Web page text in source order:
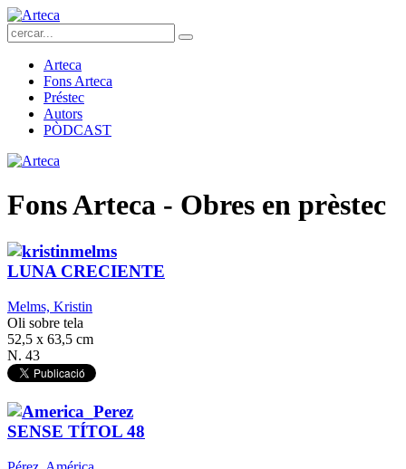
Arteca
Fons Arteca
Préstec
Autors
PÒDCAST
Fons Arteca - Obres en prèstec
LUNA CRECIENTE
Melms, Kristin
Oli sobre tela
52,5 x 63,5 cm
N. 43
SENSE TÍTOL 48